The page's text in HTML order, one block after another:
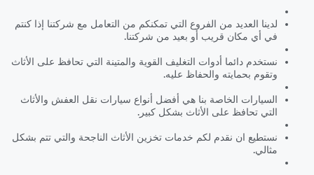
لدينا العديد من الفروع التي تمكنكم من التعامل مع شركتنا إذا كنتم
في أي مكان قريب أو بعيد من شركتنا.
نستخدم دائما أدوات التغليف القوية والمتينة التي تحافظ على الأثاث
وتقوم بحمايته والحفاظ عليه.
السيارات الخاصة بنا هي أفضل أنواع سيارات نقل العفش والأثاث
التي تحافظ على الأثاث بشكل كبير.
نستطيع ان نقدم لكم خدمات تخزين الأثاث الناجحة والتي تتم بشكل
مثالي.